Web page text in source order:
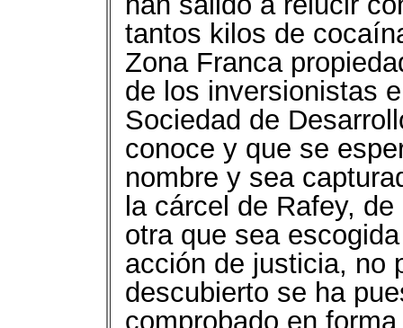
tantos kilos de
Zona Franca
de los inversionistas
Sociedad de
conoce y que se
nombre y sea
la cárcel de Rafey,
otra que sea
acción de justicia, no
descubierto se ha
comprobado en